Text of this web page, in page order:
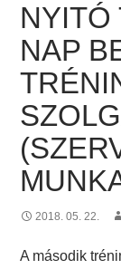
NYITÓ
NAP
2018. 05. 22.
A második